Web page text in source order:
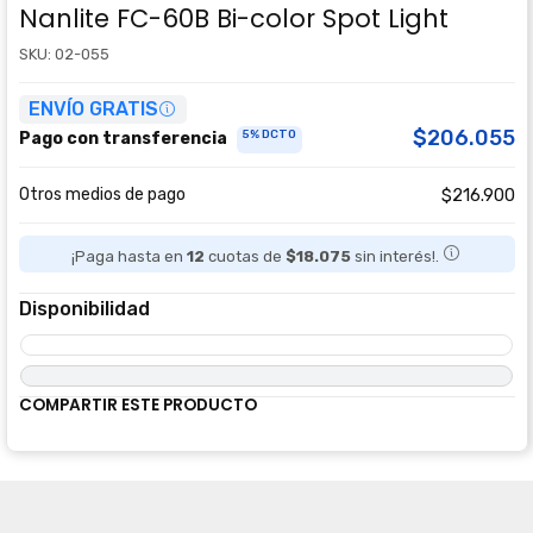
Nanlite FC-60B Bi-color Spot Light
SKU: 02-055
ENVÍO GRATIS
Pago con transferencia 5% DCTO $206.055
Otros medios de pago $216.900
¡Paga hasta en 12 cuotas de $18.075 sin interés!.
Disponibilidad
COMPARTIR ESTE PRODUCTO